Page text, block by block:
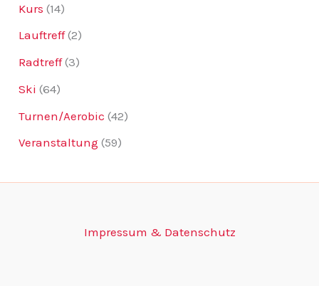
Kurs (14)
Lauftreff(2)
Radtreff(3)
Ski (64)
Turnen/Aerobic (42)
Veranstaltung (59)
Impressum & Datenschutz